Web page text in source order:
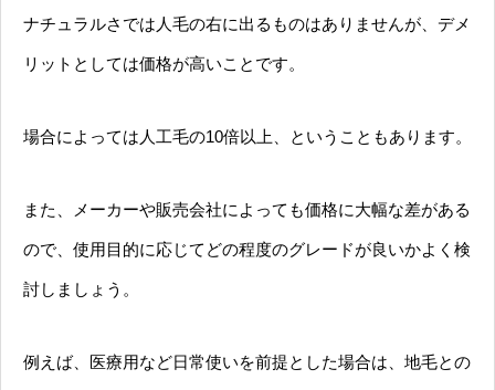
ナチュラルさでは人毛の右に出るものはありませんが、デメ
リットとしては価格が高いことです。
場合によっては人工毛の10倍以上、ということもあります。
また、メーカーや販売会社によっても価格に大幅な差がある
ので、使用目的に応じてどの程度のグレードが良いかよく検
討しましょう。
例えば、医療用など日常使いを前提とした場合は、地毛との